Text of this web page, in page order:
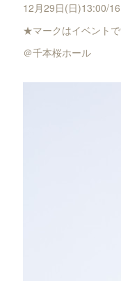
12月29日(日)13:00/
★マークはイベント
＠千本桜ホール